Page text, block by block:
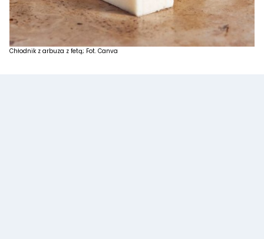
Chłodnik z arbuza z fetą; Fot. Canva